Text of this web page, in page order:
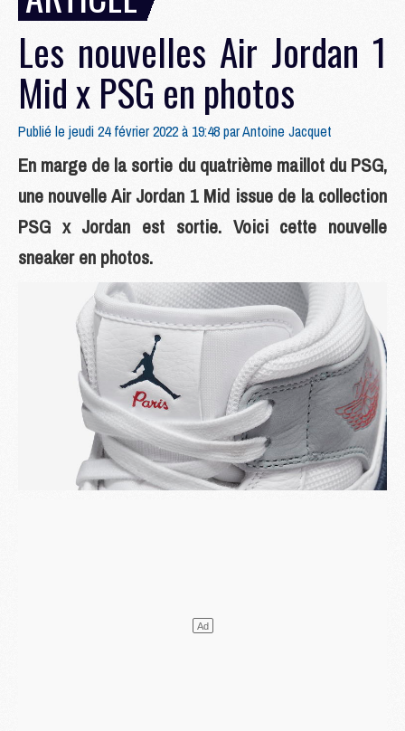
Les nouvelles Air Jordan 1
Mid x PSG en photos
Publié le jeudi 24 février 2022 à 19:48 parAntoine Jacquet
En marge de la sortie du quatrième maillot du PSG,
une nouvelle Air Jordan 1 Mid issue de la collection
PSG x Jordan est sortie. Voici cette nouvelle
sneaker en photos.